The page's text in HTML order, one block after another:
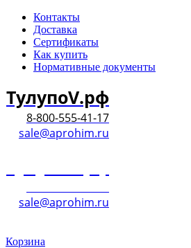
Контакты
Доставка
Сертификаты
Как купить
Нормативные документы
ТулупоV.рф
8-800-555-41-17
sale@aprohim.ru
sale@aprohim.ru
Корзина